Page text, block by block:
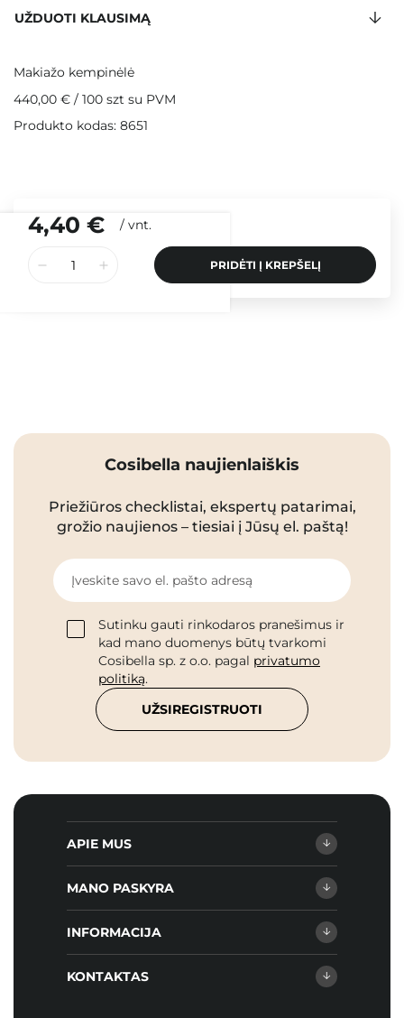
4,40 € / vnt.
PRIDĖTI Į KREPŠELĮ
UŽDUOTI KLAUSIMĄ
Makiažo kempinėlė
440,00 € / 100 szt su PVM
Produkto kodas: 8651
Cosibella naujienlaiškis
Priežiūros checklistai, ekspertų patarimai,
grožio naujienos – tiesiai į Jūsų el. paštą!
Įveskite savo el. pašto adresą
Sutinku gauti rinkodaros pranešimus ir
kad mano duomenys būtų tvarkomi
Cosibella sp. z o.o. pagal privatumo
politiką.
UŽSIREGISTRUOTI
APIE MUS
MANO PASKYRA
INFORMACIJA
KONTAKTAS